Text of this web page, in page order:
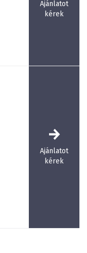
Ajánlatot
kérek
Ajánlatot
kérek